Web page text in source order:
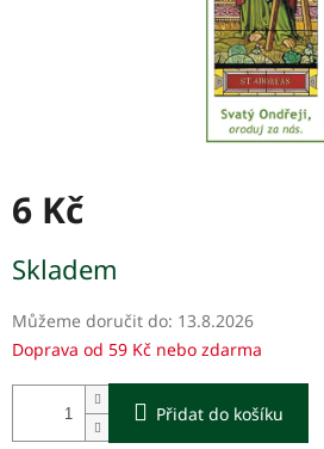
6 Kč
cena:
Skladem
Můžeme doručit do: 13.8.2026
Doprava od 59 Kč nebo zdarma
Přidat do košíku